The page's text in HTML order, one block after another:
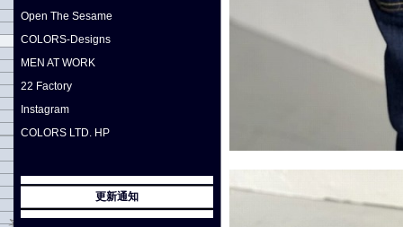
Open The Sesame
COLORS-Designs
MEN AT WORK
22 Factory
Instagram
COLORS LTD. HP
更新通知